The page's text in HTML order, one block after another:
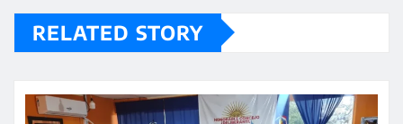
RELATED STORY